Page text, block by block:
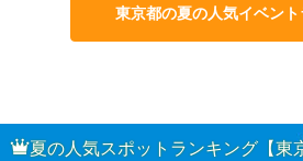
東京都の夏の人気イベン
夏の人気スポットランキング【東